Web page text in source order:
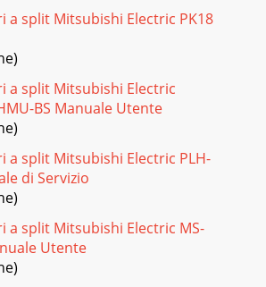
a split Mitsubishi Electric PK18
a split Mitsubishi Electric
BS Manuale Utente
a split Mitsubishi Electric PLH-
di Servizio
a split Mitsubishi Electric MS-
Utente